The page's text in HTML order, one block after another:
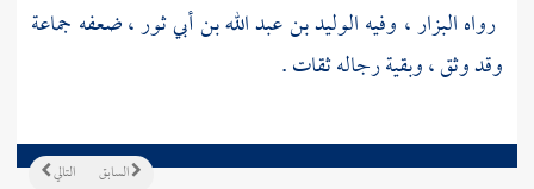
رواهالبزار، وفيهالوليد بن عبد الله بن أبي ثور، ضعفه جماعة
وقد وثق ، وبقية رجاله ثقات .
التالي السابق